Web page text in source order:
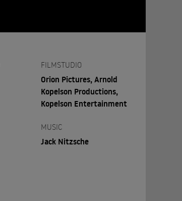
FILMSTUDIO
Orion Pictures, Arnold
Kopelson Productions,
Kopelson Entertainment
MUSIC
Jack Nitzsche